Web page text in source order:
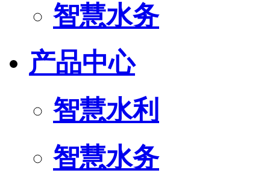
智慧水务
产品中心
智慧水利
智慧水务